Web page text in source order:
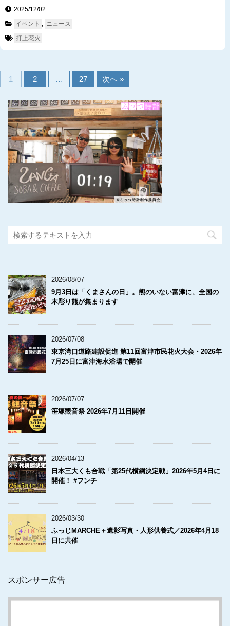
2025/12/02
イベント
ニュース
打上花火
1 2 … 27 次へ »
2026/08/07
9月3日は「くまさんの日」。熊のいない富津に、全国の
木彫り熊が集まります
2026/07/08
東京湾口道路建設促進 第11回富津市民花火大会・2026年
7月25日に富津海水浴場で開催
2026/07/07
笹塚観音祭 2026年7月11日開催
2026/04/13
日本三大くも合戦「第25代横綱決定戦」2026年5月4日に
開催！ #フンチ
2026/03/30
ふっじMARCHE＋遺影写真・人形供養式／2026年4月18
日に共催
スポンサー広告